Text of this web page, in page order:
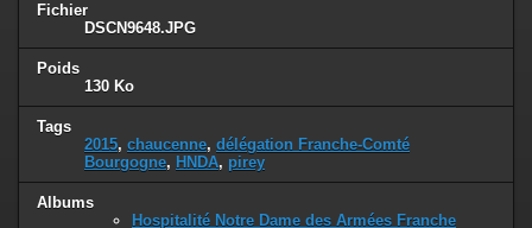
Fichier
DSCN9648.JPG
Poids
130 Ko
Tags
2015, chaucenne, délégation Franche-Comté
Bourgogne, HNDA, pirey
Albums
Hospitalité Notre Dame des Armées Franche